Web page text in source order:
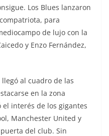
Los Blues lanzaron
para
de lujo con la
y Enzo Fernández,
al cuadro de las
en la zona
interés de los gigantes
Manchester United y
del club. Sin